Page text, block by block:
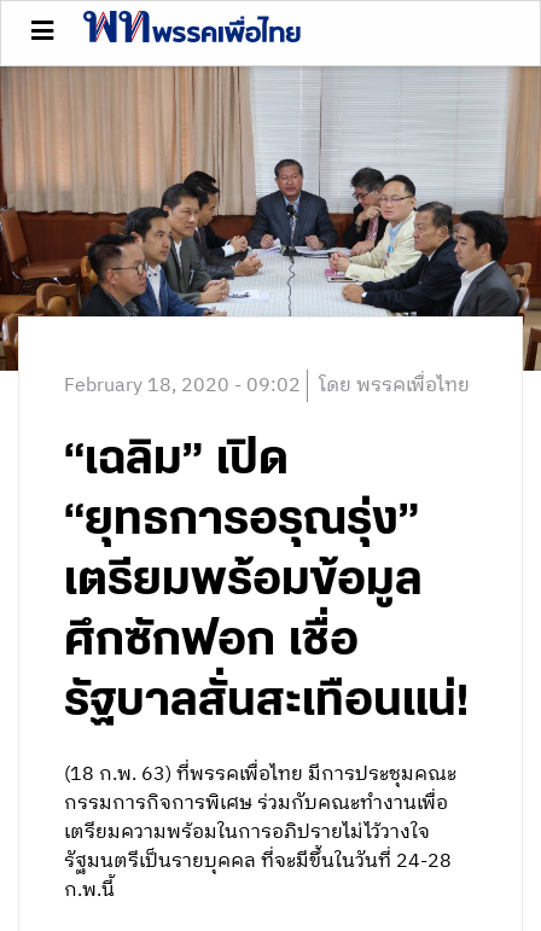
February 18, 2020 - 09:02 โดย พรรคเพื่อไทย
“เฉลิม” เปิด
“ยุทธการอรุณรุ่ง”
เตรียมพร้อมข้อมูล
ศึกซักฟอก เชื่อ
รัฐบาลสั่นสะเทือนแน่!
(18 ก.พ. 63) ที่พรรคเพื่อไทย มีการประชุมคณะ
กรรมการกิจการพิเศษ ร่วมกับคณะทำงานเพื่อ
เตรียมความพร้อมในการอภิปรายไม่ไว้วางใจ
รัฐมนตรีเป็นรายบุคคล ที่จะมีขึ้นในวันที่ 24-28
ก.พ.นี้